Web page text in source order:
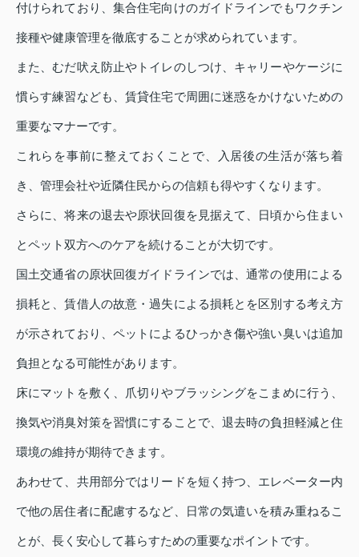
付けられており、集合住宅向けのガイドラインでもワクチン
接種や健康管理を徹底することが求められています。
また、むだ吠え防止やトイレのしつけ、キャリーやケージに
慣らす練習なども、賃貸住宅で周囲に迷惑をかけないための
重要なマナーです。
これらを事前に整えておくことで、入居後の生活が落ち着
き、管理会社や近隣住民からの信頼も得やすくなります。
さらに、将来の退去や原状回復を見据えて、日頃から住まい
とペット双方へのケアを続けることが大切です。
国土交通省の原状回復ガイドラインでは、通常の使用による
損耗と、賃借人の故意・過失による損耗とを区別する考え方
が示されており、ペットによるひっかき傷や強い臭いは追加
負担となる可能性があります。
床にマットを敷く、爪切りやブラッシングをこまめに行う、
換気や消臭対策を習慣にすることで、退去時の負担軽減と住
環境の維持が期待できます。
あわせて、共用部分ではリードを短く持つ、エレベーター内
で他の居住者に配慮するなど、日常の気遣いを積み重ねるこ
とが、長く安心して暮らすための重要なポイントです。